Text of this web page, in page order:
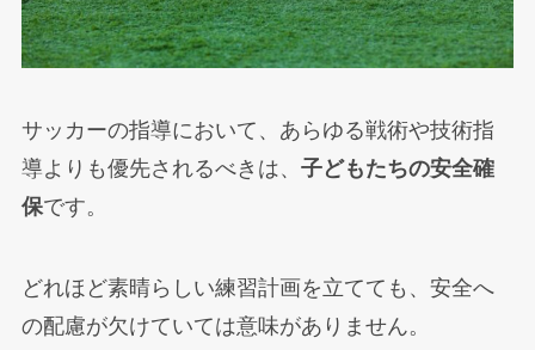
サッカーの指導において、あらゆる戦術や技術指
導よりも優先されるべきは、 子どもたちの安全確
保です。
どれほど素晴らしい練習計画を立てても、安全へ
の配慮が欠けていては意味がありません。